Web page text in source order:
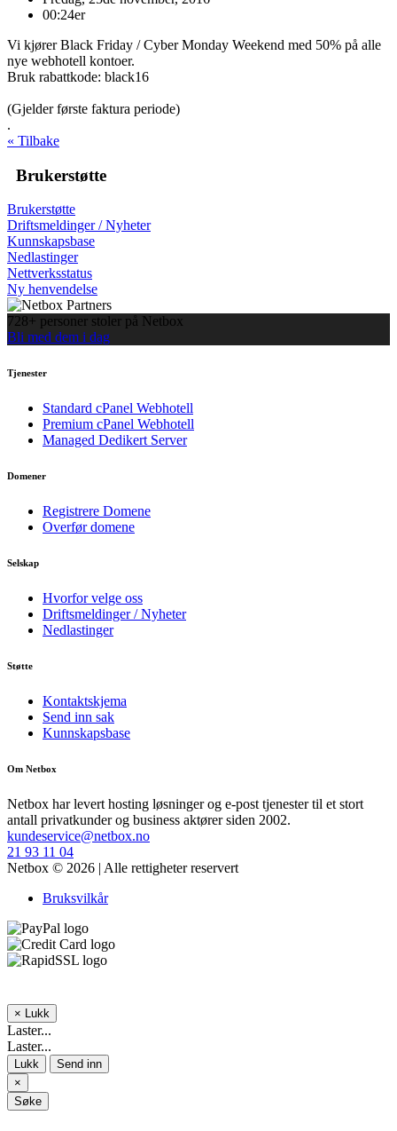
00:24er
Vi kjører Black Friday / Cyber Monday Weekend med 50% på alle
nye webhotell kontoer.
Bruk rabattkode: black16
(Gjelder første faktura periode)
.
« Tilbake
Brukerstøtte
Brukerstøtte
Driftsmeldinger / Nyheter
Kunnskapsbase
Nedlastinger
Nettverksstatus
Ny henvendelse
728+ personer stoler på Netbox
Bli med dem i dag
Tjenester
Standard cPanel Webhotell
Premium cPanel Webhotell
Managed Dedikert Server
Domener
Registrere Domene
Overfør domene
Selskap
Hvorfor velge oss
Driftsmeldinger / Nyheter
Nedlastinger
Støtte
Kontaktskjema
Send inn sak
Kunnskapsbase
Om Netbox
Netbox har levert hosting løsninger og e-post tjenester til et stort
antall privatkunder og business aktører siden 2002.
kundeservice@netbox.no
21 93 11 04
Netbox © 2026 | Alle rettigheter reservert
Bruksvilkår
× Lukk
Laster...
Laster...
Lukk
Send inn
×
Søke